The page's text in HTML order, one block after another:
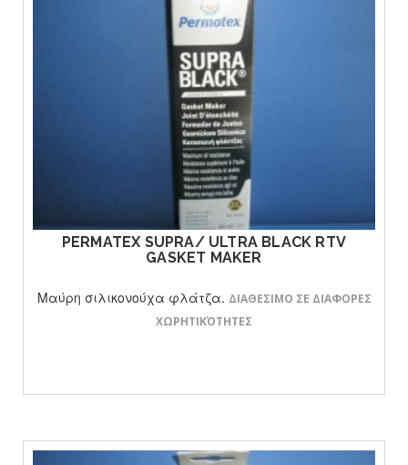
ΔΕΙΤΕ ΤΟ ΠΡΟΙΟΝ
PERMATEX SUPRA/ ULTRA BLACK RTV
GASKET MAKER
Μαύρη σιλικονούχα φλάτζα. ΔΙΑΘΕΣΙΜΟ ΣΕ ΔΙΑΦΟΡΕΣ
ΧΩΡΗΤΙΚΌΤΗΤΕΣ